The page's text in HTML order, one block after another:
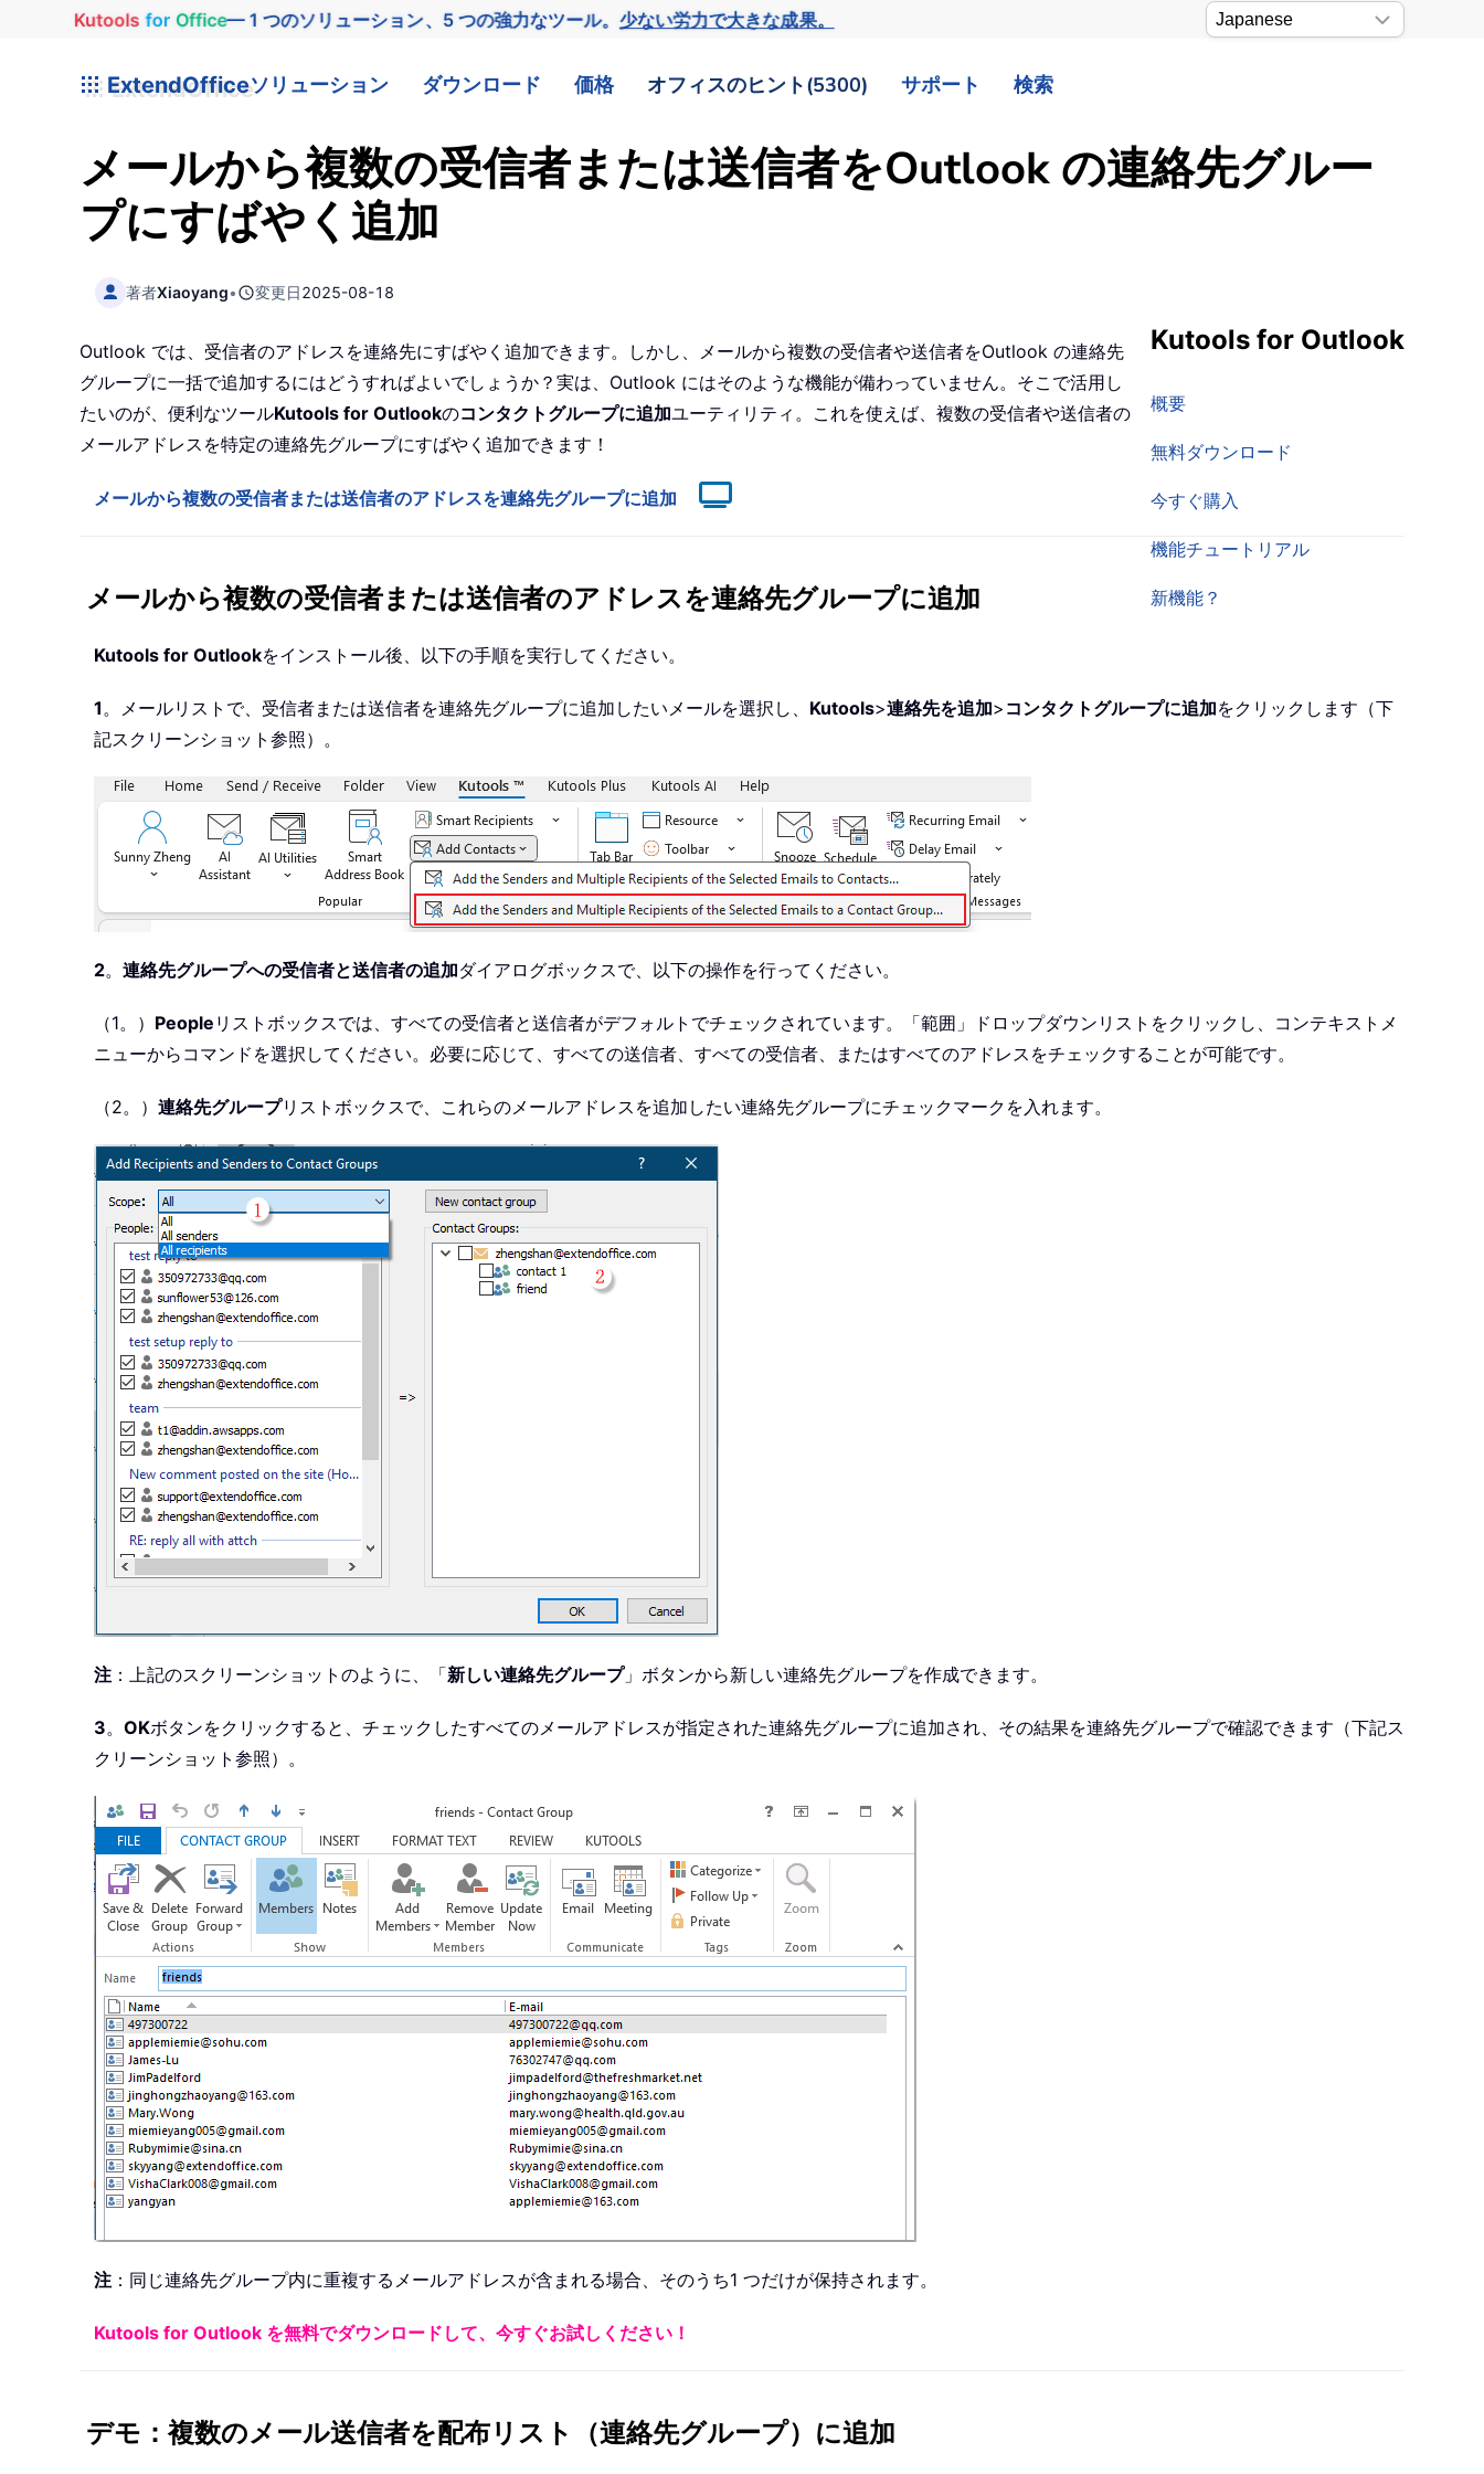
Kutools for Office— 1 つのソリューション、5 つの強力なツール。少ない労力で大きな成果。
ExtendOfficeソリューション ダウンロード 価格 オフィスのヒント(5300) サポート 検索
メールから複数の受信者または送信者をOutlook の連絡先グルー
プにすばやく追加
著者Xiaoyang• 変更日2025-08-18
Kutools for Outlook
概要
無料ダウンロード
今すぐ購入
機能チュートリアル
新機能？
Outlook では、受信者のアドレスを連絡先にすばやく追加できます。しかし、メールから複数の受信者や送信者をOutlook の連絡先
グループに一括で追加するにはどうすればよいでしょうか？実は、Outlook にはそのような機能が備わっていません。そこで活用し
たいのが、便利なツールKutools for Outlookのコンタクトグループに追加ユーティリティ。これを使えば、複数の受信者や送信者の
メールアドレスを特定の連絡先グループにすばやく追加できます！
メールから複数の受信者または送信者のアドレスを連絡先グループに追加
メールから複数の受信者または送信者のアドレスを連絡先グループに追加
Kutools for Outlookをインストール後、以下の手順を実行してください。
1。メールリストで、受信者または送信者を連絡先グループに追加したいメールを選択し、 Kutools>連絡先を追加> コンタクトグループに追加をクリックします（下
記スクリーンショット参照）。
2。 連絡先グループへの受信者と送信者の追加ダイアログボックスで、以下の操作を行ってください。
（1。） People リストボックスでは、すべての受信者と送信者がデフォルトでチェックされています。「範囲」ドロップダウンリストをクリックし、コンテキストメ
ニューからコマンドを選択してください。必要に応じて、すべての送信者、すべての受信者、またはすべてのアドレスをチェックすることが可能です。
（2。） 連絡先グループリストボックスで、これらのメールアドレスを追加したい連絡先グループにチェックマークを入れます。
注 ：上記のスクリーンショットのように、「新しい連絡先グループ」ボタンから新しい連絡先グループを作成できます。
3。 OKボタンをクリックすると、チェックしたすべてのメールアドレスが指定された連絡先グループに追加され、その結果を連絡先グループで確認できます（下記ス
クリーンショット参照）。
注 ：同じ連絡先グループ内に重複するメールアドレスが含まれる場合、そのうち1 つだけが保持されます。
Kutools for Outlook を無料でダウンロードして、今すぐお試しください！
デモ：複数のメール送信者を配布リスト（連絡先グループ）に追加